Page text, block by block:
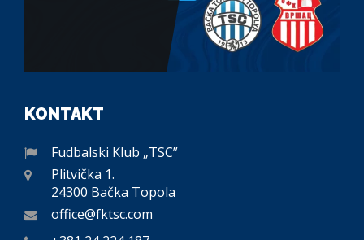
KONTAKT
Fudbalski Klub „TSC”
Plitvička 1.
24300 Bačka Topola
office@fktsc.com